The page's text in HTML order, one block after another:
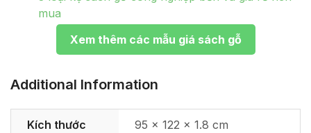
mua
Xem thêm các mẫu giá sách gỗ
Additional Information
Kích thước 95 × 122 × 1.8 cm